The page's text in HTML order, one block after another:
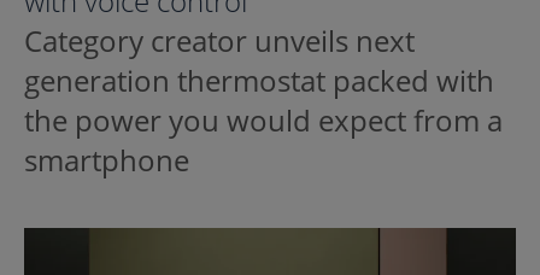
Category creator unveils next
generation thermostat packed with
the power you would expect from a
smartphone